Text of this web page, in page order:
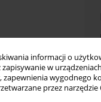
informacji o
w
zapewnienia wygodnego
przez